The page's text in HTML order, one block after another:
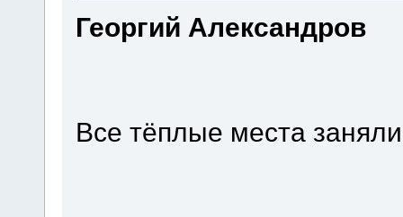
Георгий Александров
Все тёплые места